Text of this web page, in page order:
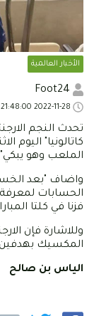
الأخبار العالمية
تحدث النجم
كاتالونيا" اليوم
الملعب وهو
واضاف "بعد
الحسابات لمعرفة
فزنا في كلتا
وللاشارة فإن
المكسيك
الياس بن صالح